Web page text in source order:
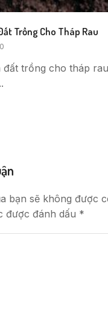
Trồng Cho Tháp Rau
0
đất trồng cho tháp
bạn sẽ không được
được đánh dấu *